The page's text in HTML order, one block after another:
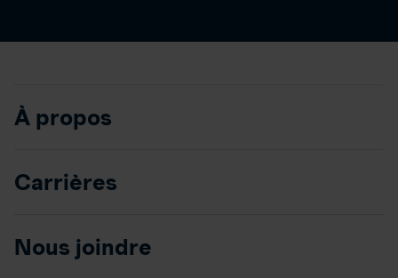
À propos
Carrières
Nous joindre